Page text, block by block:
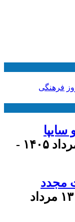
فرهنگی
۱۴ مرداد ۱۴۰۵ -
مجدد
۱۳ مرداد